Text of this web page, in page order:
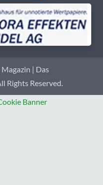
| Das
Rights Reserved.
Banner